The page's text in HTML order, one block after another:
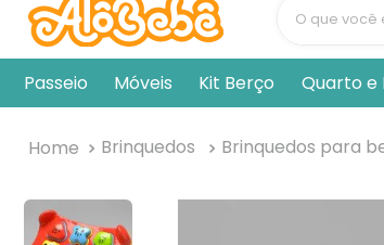
Passeio Móveis Kit Berço Quarto e
Brinquedos Brinquedos para
3º
toalha banho
4º
pulla bulla
º
vestido
cobertor manta